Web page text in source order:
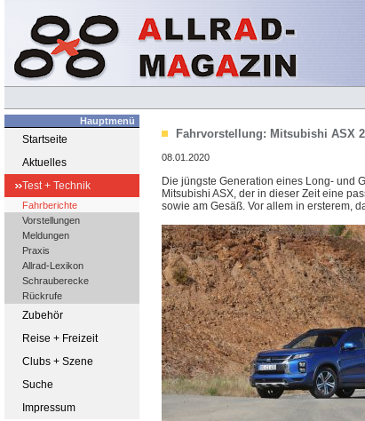
Hauptmenü
Startseite
Aktuelles
Test + Technik
Fahrberichte
Vorstellungen
Meldungen
Praxis
Allrad-Lexikon
Schrauberecke
Rückrufe
Zubehör
Reise + Freizeit
Clubs + Szene
Suche
Impressum
Fahrvorstellung: Mitsubishi ASX
08.01.2020
Die jüngste Generation eines Long- und
Mitsubishi ASX, der in dieser Zeit eine
sowie am Gesäß. Vor allem in ersterem,